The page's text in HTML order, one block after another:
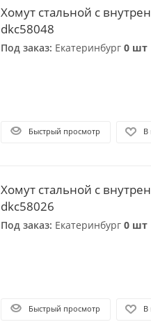
Хомут стальной с
dkc58048
Под заказ: Екатеринбург 0 шт
Быстрый просмотр В
Хомут стальной с
dkc58026
Под заказ: Екатеринбург 0 шт
Быстрый просмотр В